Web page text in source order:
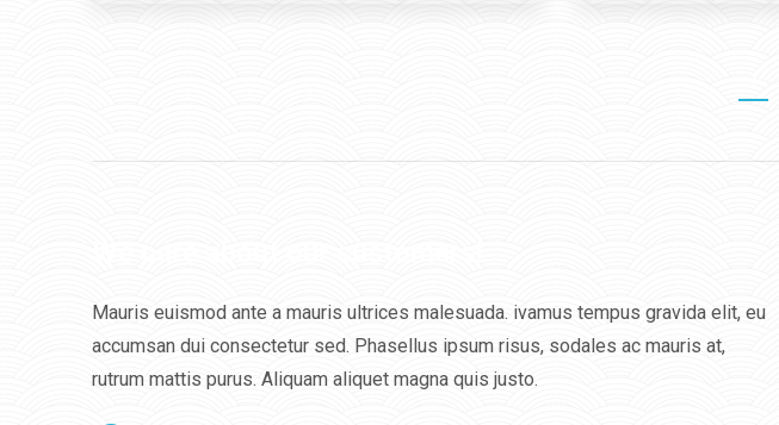
Mauris euismod ante a mauris ultrices malesuada. ivamus tempus gravida elit, eu
accumsan dui consectetur sed. Phasellus ipsum risus, sodales ac mauris at,
rutrum mattis purus. Aliquam aliquet magna quis justo.